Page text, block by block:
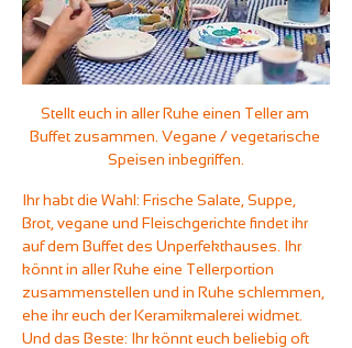
Stellt euch in aller Ruhe einen Teller am
Buffet zusammen. Vegane / vegetarische
Speisen inbegriffen.
Ihr habt die Wahl: Frische Salate, Suppe,
Brot, vegane und Fleischgerichte findet ihr
auf dem Buffet des Unperfekthauses. Ihr
könnt in aller Ruhe eine Tellerportion
zusammenstellen und in Ruhe schlemmen,
ehe ihr euch der Keramikmalerei widmet.
Und das Beste: Ihr könnt euch beliebig oft